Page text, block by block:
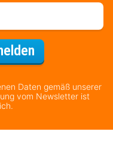
Für den
Daten gemäß unserer
vom Newsletter ist